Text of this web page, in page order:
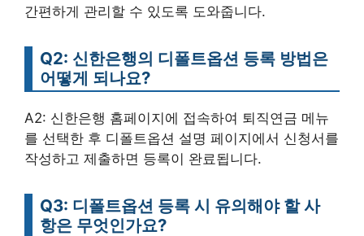
간편하게 관리할 수 있도록 도와줍니다.
Q2: 신한은행의 디폴트옵션 등록 방법은
어떻게 되나요?
A2: 신한은행 홈페이지에 접속하여 퇴직연금 메뉴
를 선택한 후 디폴트옵션 설명 페이지에서 신청서를
작성하고 제출하면 등록이 완료됩니다.
Q3: 디폴트옵션 등록 시 유의해야 할 사
항은 무엇인가요?